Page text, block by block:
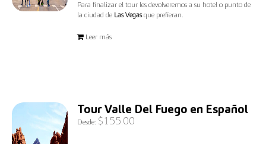
Para finalizar el tour les devolveremos a su hotel o punto de
la ciudad de Las Vegasque prefieran.
Leer más
Tour Valle Del Fuego en Español
Desde: $155.00